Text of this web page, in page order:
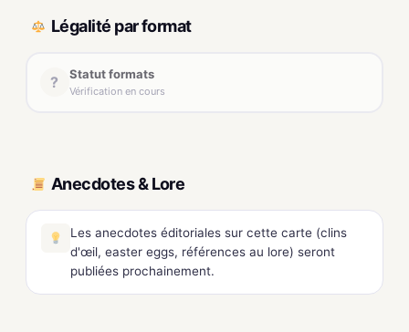
Légalité par format
? Statut formats
Vérification en cours
Anecdotes & Lore
Les anecdotes éditoriales sur cette carte (clins
d'œil, easter eggs, références au lore) seront
publiées prochainement.